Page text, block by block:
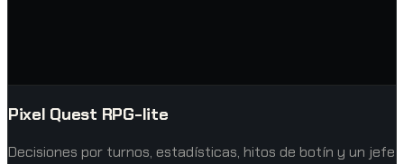
Pixel Quest RPG-lite
Decisiones por turnos, estadísticas, hitos de botín y un jefe